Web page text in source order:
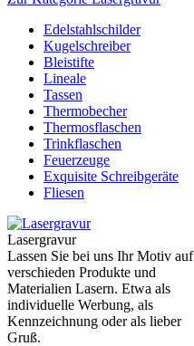
Edelstahlschilder
Kugelschreiber
Bleistifte
Lineale
Tassen
Thermobecher
Thermosflaschen
Trinkflaschen
Feuerzeuge
Exquisite Schreibgeräte
Fliesen
Lasergravur
Lassen Sie bei uns Ihr Motiv auf
verschieden Produkte und
Materialien Lasern. Etwa als
individuelle Werbung, als
Kennzeichnung oder als lieber
Gruß.